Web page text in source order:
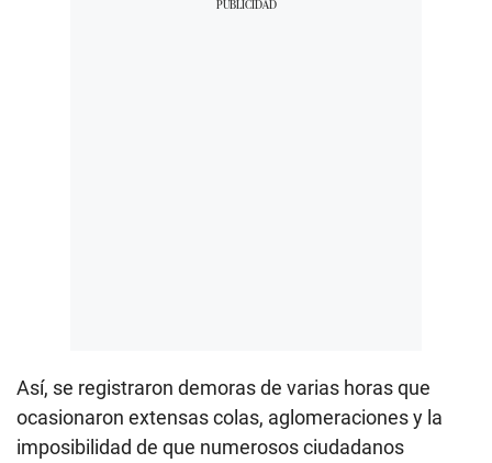
Así, se registraron demoras de varias horas que
ocasionaron extensas colas, aglomeraciones y la
imposibilidad de que numerosos ciudadanos